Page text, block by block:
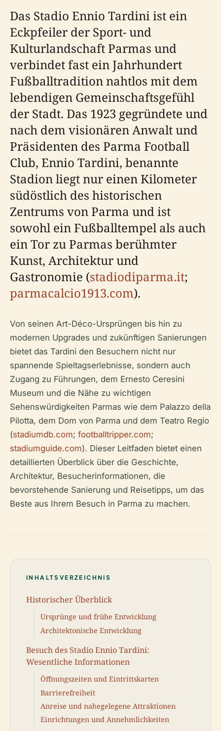
Das Stadio Ennio Tardini ist ein
Eckpfeiler der Sport- und
Kulturlandschaft Parmas und
verbindet fast ein Jahrhundert
Fußballtradition nahtlos mit dem
lebendigen Gemeinschaftsgefühl
der Stadt. Das 1923 gegründete und
nach dem visionären Anwalt und
Präsidenten des Parma Football
Club, Ennio Tardini, benannte
Stadion liegt nur einen Kilometer
südöstlich des historischen
Zentrums von Parma und ist
sowohl ein Fußballtempel als auch
ein Tor zu Parmas berühmter
Kunst, Architektur und
Gastronomie (stadiodiparma.it;
parmacalcio1913.com).
Von seinen Art-Déco-Ursprüngen bis hin zu
modernen Upgrades und zukünftigen Sanierungen
bietet das Tardini den Besuchern nicht nur
spannende Spieltagserlebnisse, sondern auch
Zugang zu Führungen, dem Ernesto Ceresini
Museum und die Nähe zu wichtigen
Sehenswürdigkeiten Parmas wie dem Palazzo della
Pilotta, dem Dom von Parma und dem Teatro Regio
(stadiumdb.com; footballtripper.com;
stadiumguide.com). Dieser Leitfaden bietet einen
detaillierten Überblick über die Geschichte,
Architektur, Besucherinformationen, die
bevorstehende Sanierung und Reisetipps, um das
Beste aus Ihrem Besuch in Parma zu machen.
INHALTSVERZEICHNIS
Historischer Überblick
Ursprünge und frühe Entwicklung
Architektonische Entwicklung
Besuch des Stadio Ennio Tardini:
Wesentliche Informationen
Öffnungszeiten und Eintrittskarten
Barrierefreiheit
Anreise und nahegelegene Attraktionen
Einrichtungen und Annehmlichkeiten